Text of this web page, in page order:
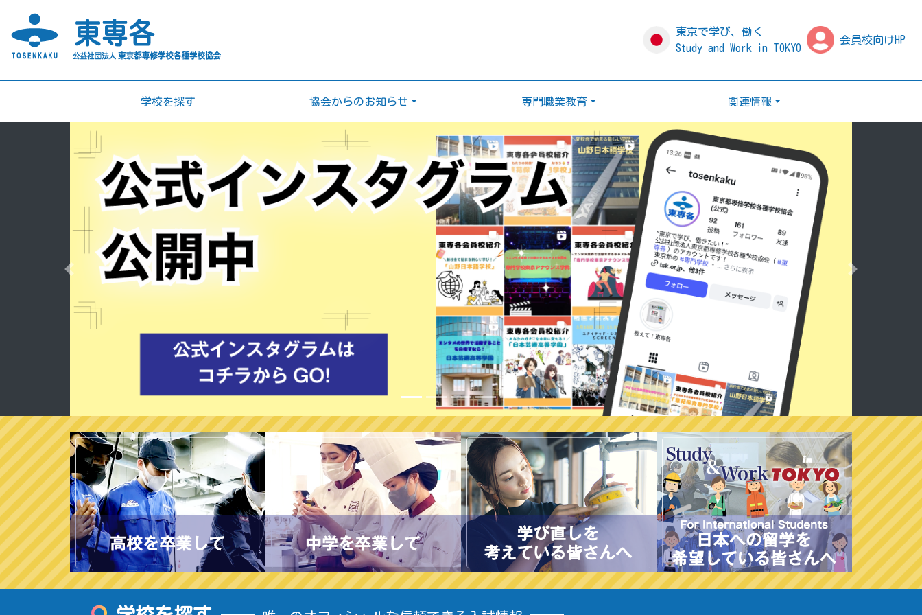
東京で学び、働く
Study and Work in TOKYO
会員校向けHP
学校を探す 協会からのお知らせ 専門職業教育 関連情報
Previous Next